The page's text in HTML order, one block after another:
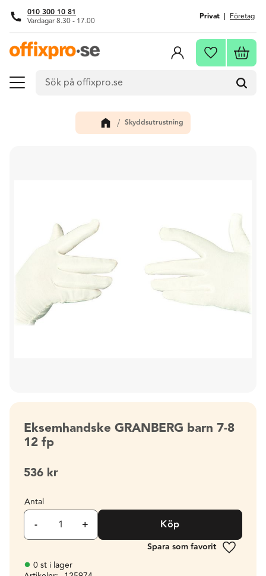
Meny
010 300 10 81
Vardagar 8.30 - 17.00 Privat Företag
Favoriter
Skyddsutrustning
Eksemhandske GRANBERG barn 7-8
12 fp
536 kr
Antal
+
- Köp
Lägg till
0 st i lager